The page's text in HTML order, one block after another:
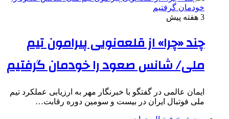
3 هفته پیش
چند «چرا» از قلعه‌نویی پیرامون تیم
ملی/ شانس صعود را خودمان گرفتیم
ایمان عالمی در گفتگو با خبرنگار مهر به ارزیابی عملکرد تیم
ملی فوتبال ایران در بیست و سومین دوره رقابت…